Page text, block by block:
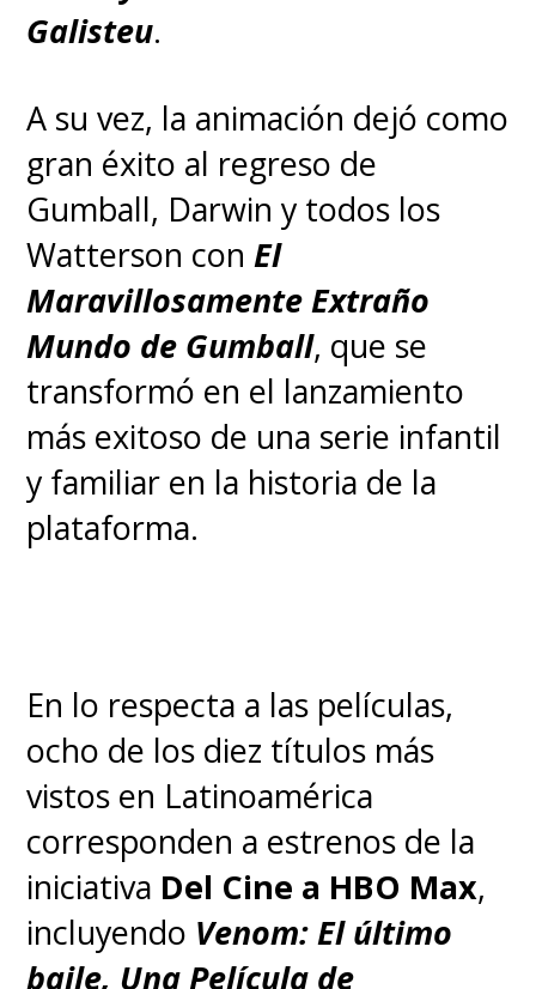
♦ Los dragones del Consejo
ElConsejo Verde -o "los
verdes"- , alineado con laReina
Alicent Hightower
Aegon II, tienemenos
dragones, pero poseen una
ventaja significativa con el
dragón más grande.
1. Vhagar
Descripción:El dragón más
antiguo y grande vivo , Vhagar
es una fuerza colosal de la
naturaleza, proporcionando una
ventaja significativa alConsejo
Verde. Es dos veces más grande
que Caraxes, el dragón más
más vista en Latinoamérica,
Herederos del Narco,Debanhi:
¿Quién mató a nuestra hija?
Meu Ayrton: Por Adriane
Galisteu.
A su vez, la animación dejó como
gran éxito al regreso de
Gumball, Darwin y todos los
Watterson conEl
Maravillosamente Extraño
y familiar en la historia de la
plataforma.
En lo respecta a las películas,
ocho de los diez títulos más